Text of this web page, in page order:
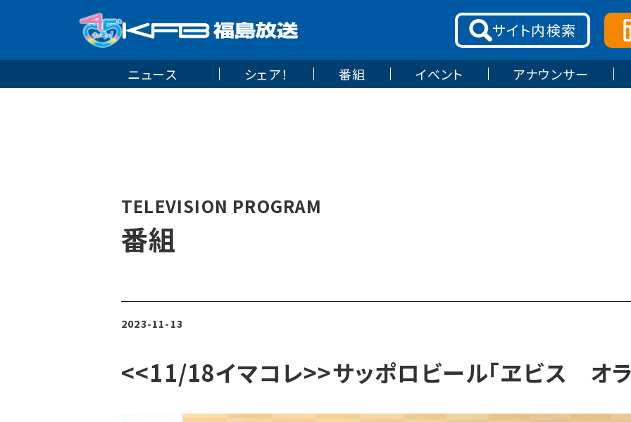
サイト内検索
ニュース シェア！ 番組 イベント アナウンサー
TELEVISION PROGRAM
番組
2023-11-13
<<11/18イマコレ>>サッポロビール「ヱビス オラ